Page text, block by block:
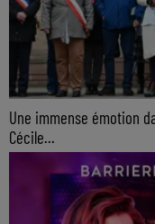
Une immense émotion
Cécile...